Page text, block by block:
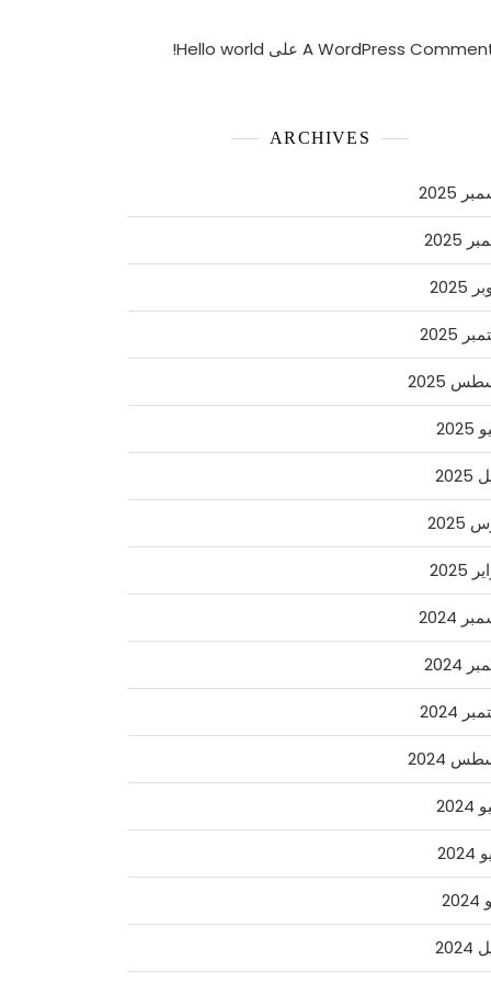
A WordPress على Hello world!
ARCHIVES
2025
2025
2025
2025
2024
2024
2024
2024